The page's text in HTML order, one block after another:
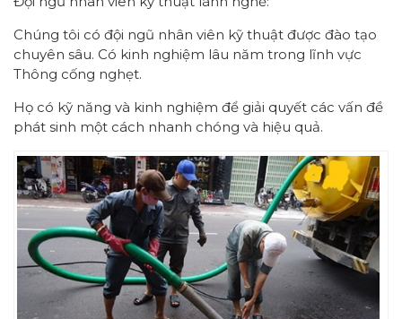
Chúng tôi có đội ngũ nhân viên kỹ thuật được đào tạo
chuyên sâu. Có kinh nghiệm lâu năm trong lĩnh vực
Thông cống nghẹt.
Họ có kỹ năng và kinh nghiệm để giải quyết các vấn đề
phát sinh một cách nhanh chóng và hiệu quả.